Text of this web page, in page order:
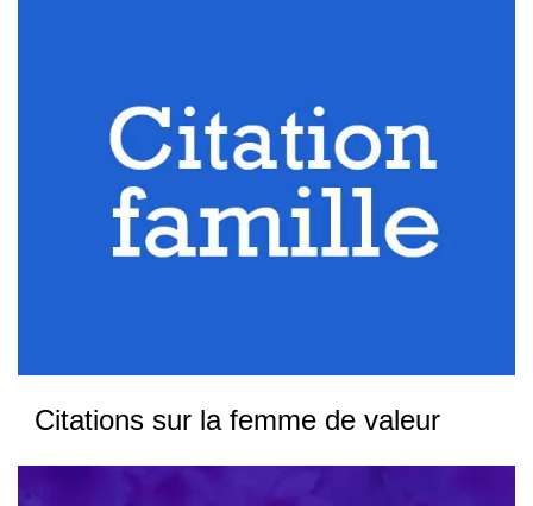
Citations sur la femme de valeur